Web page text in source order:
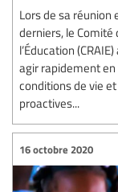
Lors de sa réunion
derniers, le Comité
l’Éducation
agir rapidement en
conditions de vie
proactives...
16 octobre 2020